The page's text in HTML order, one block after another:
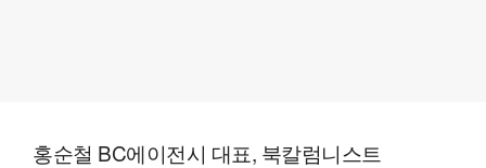
홍순철 BC에이전시 대표, 북칼럼니스트